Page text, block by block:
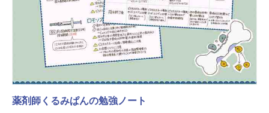
薬剤師くるみぱんの勉強ノート